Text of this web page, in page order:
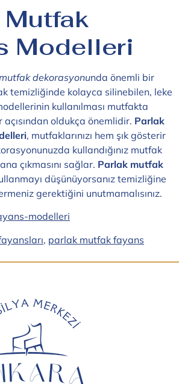
Modelleri
dekorasyonunda önemli bir
temizliğinde kolayca silinebilen, leke
kullanılması mutfakta
oldukça önemlidir. Parlak
, mutfaklarınızı hem şık gösterir
kullandığınız mutfak
çıkmasını sağlar. Parlak mutfak
düşünüyorsanız temizliğine
gerektiğini unutmamalısınız.
, parlak mutfak fayans